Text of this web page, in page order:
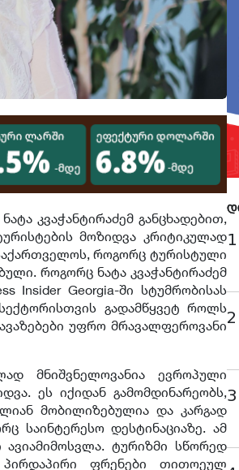
კვაჭანტირაძემ განცხადებით,
მოზიდვა კრიტიკულად
როგორც ტურისტული
როგორც ნატა კვაჭანტირაძემ
Insider Georgia-ში სტუმრობისას
გადამწყვეტ როლს
უფრო მრავალფეროვანი
მნიშვნელოვანია ევროპული
ეს იქიდან გამომდინარეობს,
მობილიზებულია და კარგად
საინტერესო დესტინაციაზე. ამ
ტურიზმი სწორედ
ფრენები თითოეულ
1
2
3